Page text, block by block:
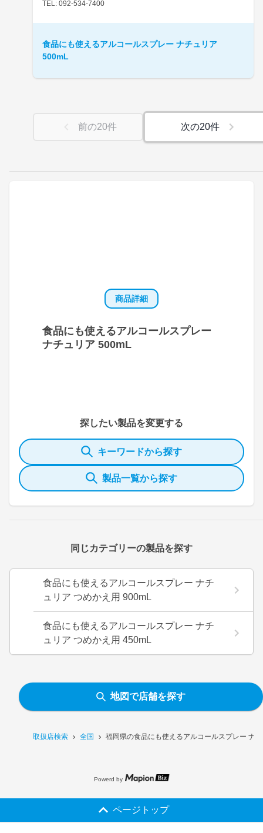
取扱店検索 全国 福岡県の食品にも使えるアルコールスプレー ナ
商品詳細
食品にも使えるアルコールスプレー
ナチュリア 500mL
探したい製品を変更する
キーワードから探す
製品一覧から探す
同じカテゴリーの製品を探す
食品にも使えるアルコールスプレー ナチ
ュリア つめかえ用 900mL
食品にも使えるアルコールスプレー ナチ
ュリア つめかえ用 450mL
TEL: 092-534-7400
食品にも使えるアルコールスプレー ナチュリア
500mL
前の20件 次の20件
地図で店舗を探す
Powerd by
ページトップ